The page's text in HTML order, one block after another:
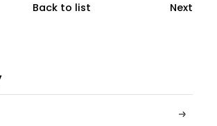
Back to list Next